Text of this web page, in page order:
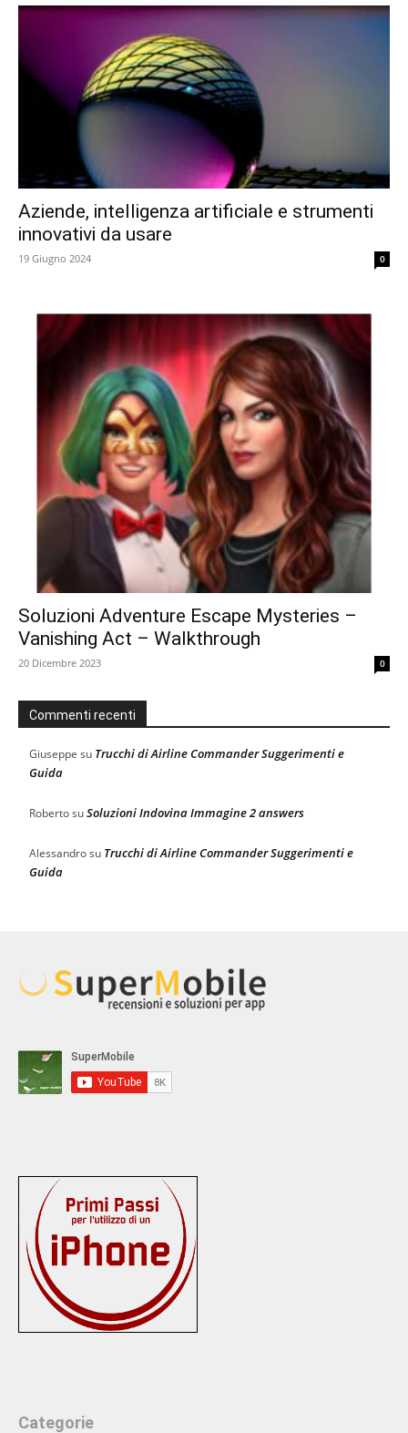
Aziende, intelligenza artificiale e strumenti
innovativi da usare
19 Giugno 2024 0
Soluzioni Adventure Escape Mysteries –
Vanishing Act – Walkthrough
20 Dicembre 2023 0
Commenti recenti
Giuseppe su Trucchi di Airline Commander Suggerimenti e
Guida
RobertosuSoluzioni Indovina Immagine 2 answers
Alessandrosu Trucchi di Airline Commander Suggerimenti e
Guida
Categorie